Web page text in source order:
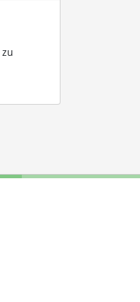
zu